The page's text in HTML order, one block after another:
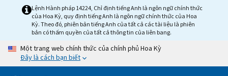
Lệnh Hành pháp 14224, Chỉ định tiếng Anh là ngôn ngữ chính thức
của Hoa Kỳ, quy định tiếng Anh là ngôn ngữ chính thức của Hoa
Kỳ. Theo đó, phiên bản tiếng Anh của tất cả các tài liệu là phiên
bản có thẩm quyền của tất cả thông tin của liên bang.
Một trang web chính thức của chính phủ Hoa Kỳ
Đây là cách bạn biết